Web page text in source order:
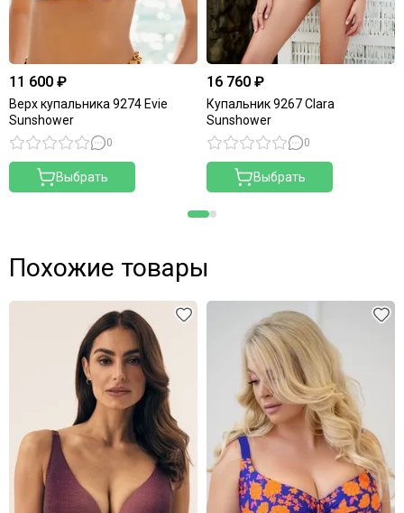
11 600 ₽
Верх купальника 9274 Evie
Sunshower
0
Выбрать
16 760 ₽
Купальник 9267 Clara
Sunshower
0
Выбрать
Похожие товары